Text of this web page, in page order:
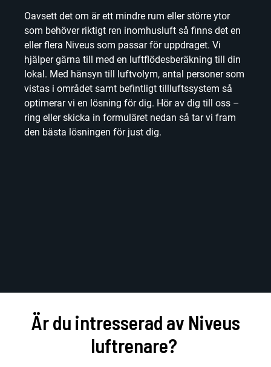
Oavsett det om är ett mindre rum eller större ytor
som behöver riktigt ren inomhusluft så finns det en
eller flera Niveus som passar för uppdraget. Vi
hjälper gärna till med en luftflödesberäkning till din
lokal. Med hänsyn till luftvolym, antal personer som
vistas i området samt befintligt tillluftssystem så
optimerar vi en lösning för dig. Hör av dig till oss –
ring eller skicka in formuläret nedan så tar vi fram
den bästa lösningen för just dig.
Är du intresserad av Niveus
luftrenare?